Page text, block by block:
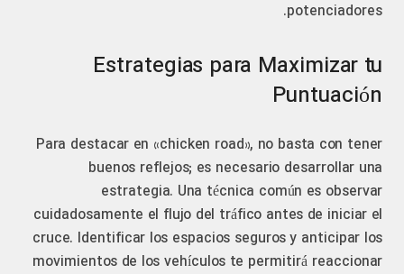
potenciadores.
Estrategias para Maximizar tu
Puntuación
Para destacar en «chicken road», no basta con tener
buenos reflejos; es necesario desarrollar una
estrategia. Una técnica común es observar
cuidadosamente el flujo del tráfico antes de iniciar el
cruce. Identificar los espacios seguros y anticipar los
movimientos de los vehículos te permitirá reaccionar